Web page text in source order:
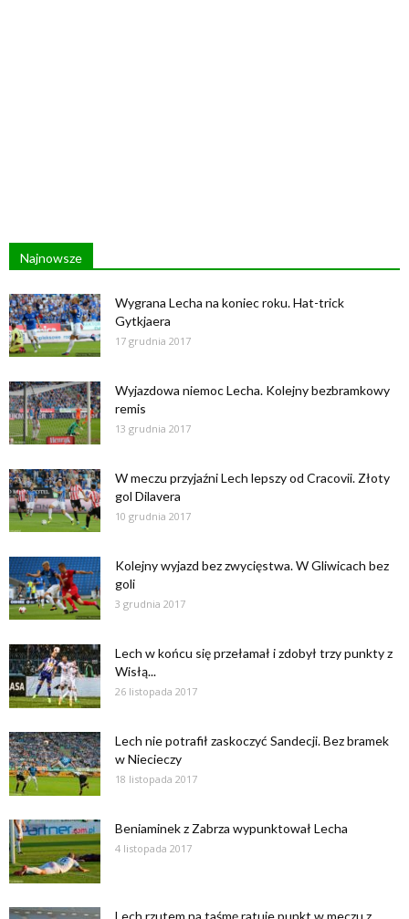
Najnowsze
Wygrana Lecha na koniec roku. Hat-trick
Gytkjaera
17 grudnia 2017
Wyjazdowa niemoc Lecha. Kolejny bezbramkowy
remis
13 grudnia 2017
W meczu przyjaźni Lech lepszy od Cracovii. Złoty
gol Dilavera
10 grudnia 2017
Kolejny wyjazd bez zwycięstwa. W Gliwicach bez
goli
3 grudnia 2017
Lech w końcu się przełamał i zdobył trzy punkty z
Wisłą...
26 listopada 2017
Lech nie potrafił zaskoczyć Sandecji. Bez bramek
w Niecieczy
18 listopada 2017
Beniaminek z Zabrza wypunktował Lecha
4 listopada 2017